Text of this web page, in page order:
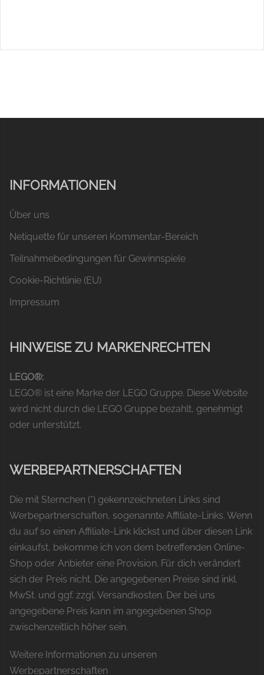
INFORMATIONEN
Über uns
Netiquette für unseren Kommentar-Bereich
Teilnahmebedingungen für Gewinnspiele
Cookie-Richtlinie (EU)
Impressum
HINWEISE ZU MARKENRECHTEN
LEGO®:
LEGO® ist eine Marke der LEGO Gruppe. Diese Website
wird nicht durch die LEGO Gruppe bezahlt, genehmigt
oder unterstützt.
WERBEPARTNERSCHAFTEN
Die mit Sternchen (*) gekennzeichneten Links sind
Werbepartnerschaften, sogenannte Affiliate-Links. Wenn
du auf so einen Affiliate-Link klickst und über diesen Link
einkaufst, bekomme ich von dem betreffenden Online-
Shop oder Anbieter eine Provision. Für dich verändert
sich der Preis nicht. Die angegebenen Preise sind inkl.
MwSt. und ggf. zzgl. Versandkosten. Der bei uns
angegebene Preis kann im angegebenen Shop
zwischenzeitlich höher sein.
Weitere Informationen zu unseren
Werbepartnerschaften